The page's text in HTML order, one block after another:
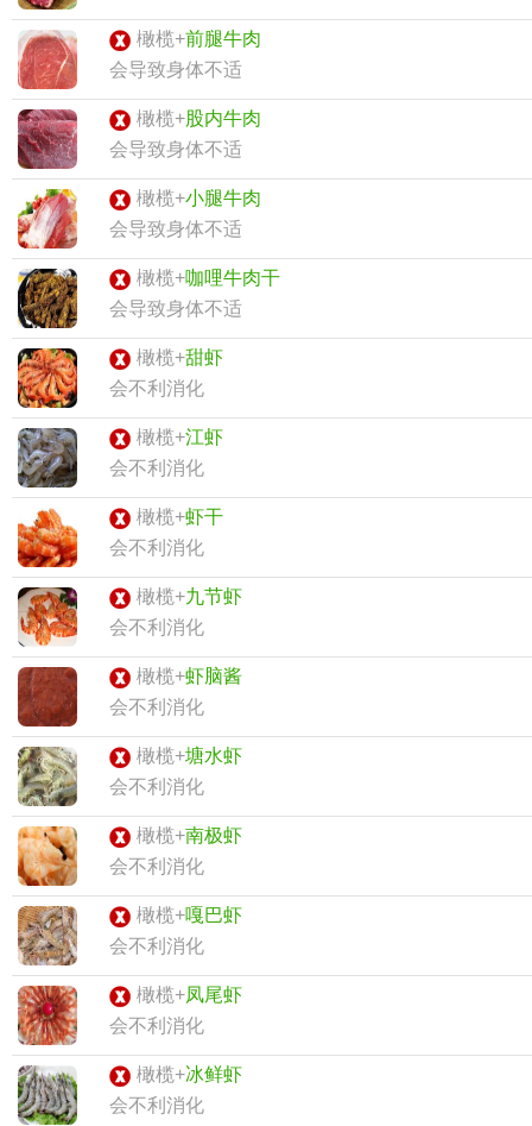
橄榄+前腿牛肉
会导致身体不适
橄榄+股内牛肉
会导致身体不适
橄榄+小腿牛肉
会导致身体不适
橄榄+咖哩牛肉干
会导致身体不适
橄榄+甜虾
会不利消化
橄榄+江虾
会不利消化
橄榄+虾干
会不利消化
橄榄+九节虾
会不利消化
橄榄+虾脑酱
会不利消化
橄榄+塘水虾
会不利消化
橄榄+南极虾
会不利消化
橄榄+嘎巴虾
会不利消化
橄榄+凤尾虾
会不利消化
橄榄+冰鲜虾
会不利消化